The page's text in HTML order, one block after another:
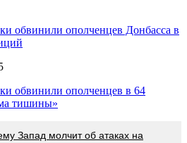
обвинили ополченцев Донбасса в
обвинили ополченцев в 64
тишины»
Запад молчит об атаках на